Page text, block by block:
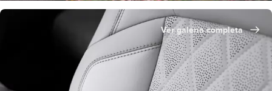
Ver galería completa